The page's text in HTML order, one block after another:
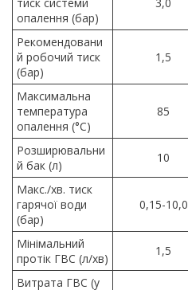
опалення (бар)
Рекомендовани
й робочий тиск
(бар)
1,5
Максимальна
температура
опалення (°C)
85
Розширювальни
й бак (л)
10
Макс./хв. тиск
гарячої води
(бар)
0,15-10,0
Мінімальний
протік ГВС (л/хв)
1,5
Витрата ГВС (у